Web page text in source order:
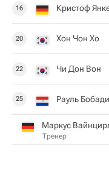
16 Кристоф
20 Хон Чон Хо
22 Чи Дон Вон
25 Рауль
Маркус
Тренер